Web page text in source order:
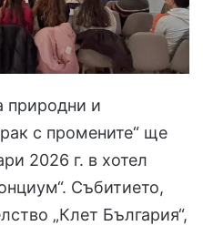
природни и
с промените“ ще
2026 г. в хотел
Събитието,
„Клет България“,